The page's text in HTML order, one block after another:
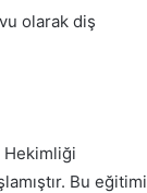
olarak diş
Hekimliği
Bu eğitimi